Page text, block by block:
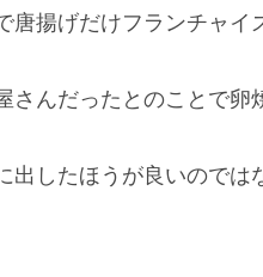
唐揚げだけフランチャイ
んだったとのことで卵
出したほうが良いのでは